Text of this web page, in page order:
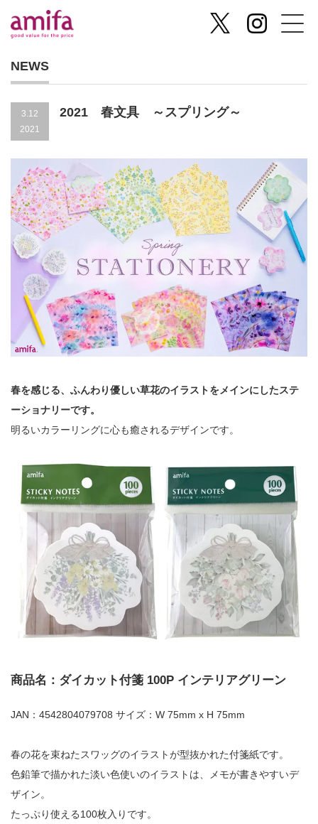
NEWS
3.12
2021
2021 春文具 ～スプリング～
春を感じる、ふんわり優しい草花のイラストをメインにしたステ
ーショナリーです。
明るいカラーリングに心も癒されるデザインです。
商品名：ダイカット付箋 100P インテリアグリーン
JAN：4542804079708 サイズ：W 75mm x H 75mm
春の花を束ねたスワッグのイラストが型抜かれた付箋紙です。
色鉛筆で描かれた淡い色使いのイラストは、メモが書きやすいデ
ザイン。
たっぷり使える100枚入りです。